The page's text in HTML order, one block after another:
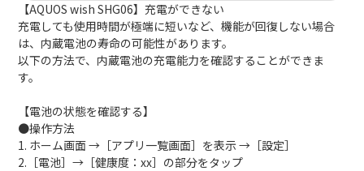
【AQUOS wish SHG06】充電ができない
充電しても使用時間が極端に短いなど、機能が回復しない場合
は、内蔵電池の寿命の可能性があります。
以下の方法で、内蔵電池の充電能力を確認することができま
す。
【電池の状態を確認する】
●操作方法
1. ホーム画面 →［アプリ一覧画面］を表示 →［設定］
2.［電池］→［健康度：xx］の部分をタップ